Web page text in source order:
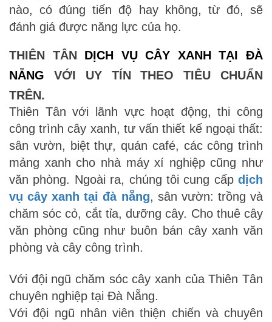
nào, có đúng tiến độ hay không, từ đó, sẽ
đánh giá được năng lực của họ.
THIÊN TÂN DỊCH VỤ CÂY XANH TẠI ĐÀ
NẴNG VỚI UY TÍN THEO TIÊU CHUẨN
TRÊN.
Thiên Tân với lãnh vực hoạt động, thi công
công trình cây xanh, tư vấn thiết kế ngoại thất:
sân vườn, biệt thự, quán café, các công trình
mảng xanh cho nhà máy xí nghiệp cũng như
văn phòng. Ngoài ra, chúng tôi cung cấp dịch
vụ cây xanh tại đà nẵng, sân vườn: trồng và
chăm sóc cỏ, cắt tỉa, dưỡng cây. Cho thuê cây
văn phòng cũng như buôn bán cây xanh văn
phòng và cây công trình.
Với đội ngũ chăm sóc cây xanh của Thiên Tân
chuyên nghiệp tại Đà Nẵng.
Với đội ngũ nhân viên thiện chiến và chuyên